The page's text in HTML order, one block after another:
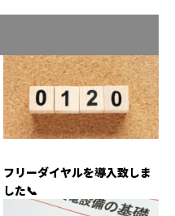
フリーダイヤルを導入致しま
した📞